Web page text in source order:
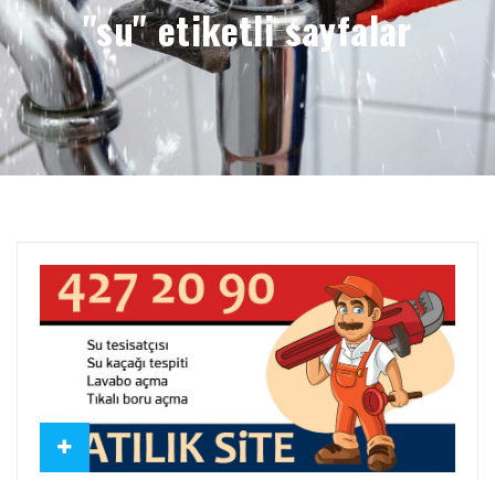
"su" etiketli sayfalar